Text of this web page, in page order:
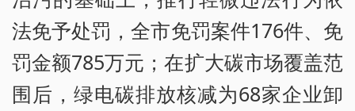
法免予处罚，全市免罚案件176件、免
罚金额785万元；在扩大碳市场覆盖范
围后，绿电碳排放核减为68家企业卸